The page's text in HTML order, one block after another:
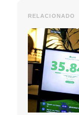
RELACIONADO